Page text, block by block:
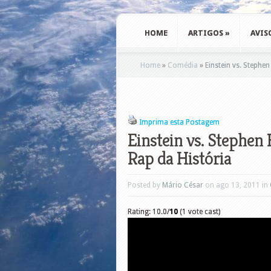
HOME ARTIGOS »
Home » Comédia » Einstein vs.
Imprima esta Postagem
Einstein vs.
Rap da História
Posted by Mário César on ago 13, 2011 in
Rating: 10.0/10 (1 vote cast)